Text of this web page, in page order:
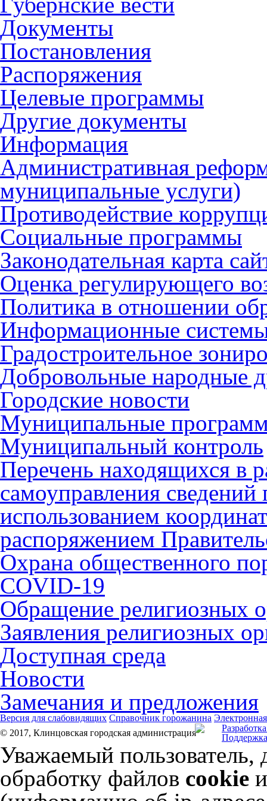
Документы
Постановления
Распоряжения
Целевые программы
Другие документы
Информация
Административная
муниципальные услуги)
Противодействие
Социальные программы
Законодательная карта
Оценка регулирующего
Политика в отношении
Информационные
Градостроительное
Добровольные народные
Городские новости
Муниципальные
Муниципальный контроль
Перечень находящихся в
самоуправления
использованием
распоряжением
Охрана общественного
COVID-19
Обращение религиозных
Заявления религиозных
Доступная среда
Новости
Замечания и предложения
Версия для слабовидящих Справочник горожанина
© 2017, Клинцовская городская администрация
Уважаемый пользователь,
обработку файлов cookie